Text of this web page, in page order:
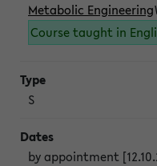
Metabolic Engineering
Course taught in
S
by appointment